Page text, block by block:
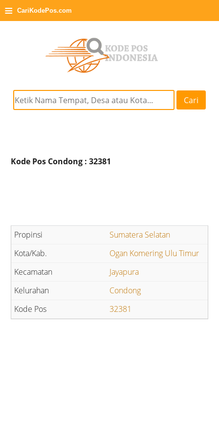
≡ CariKodePos.com
Cari
Kode Pos Condong : 32381
Sumatera Selatan
Ogan Komering Ulu Timur
Jayapura
Condong
32381